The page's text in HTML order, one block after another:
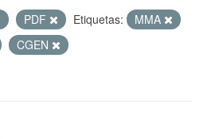
PDF Etiquetas:
MMA
CGEN